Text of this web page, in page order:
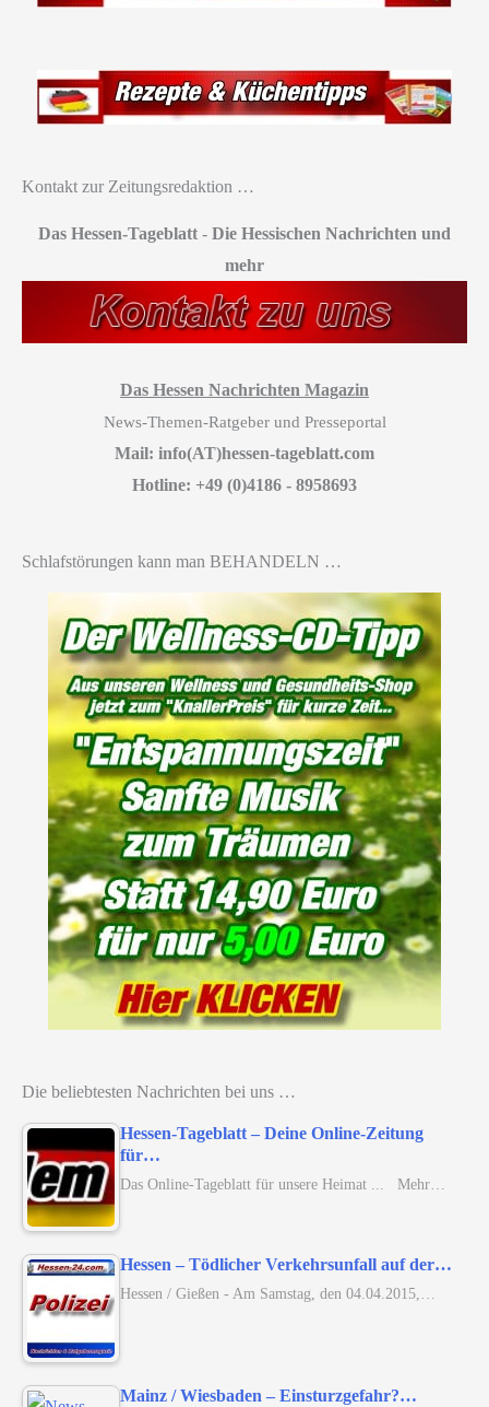
Kontakt zur Zeitungsredaktion …
Das Hessen-Tageblatt - Die Hessischen Nachrichten und
mehr
Das Hessen Nachrichten Magazin
News-Themen-Ratgeber und Presseportal
Mail: info(AT)hessen-tageblatt.com
Hotline: +49 (0)4186 - 8958693
Schlafstörungen kann man BEHANDELN …
Die beliebtesten Nachrichten bei uns …
Hessen-Tageblatt – Deine Online-Zeitung
für…
Das Online-Tageblatt für unsere Heimat ... Mehr…
Hessen – Tödlicher Verkehrsunfall auf der…
Hessen / Gießen - Am Samstag, den 04.04.2015,…
Mainz / Wiesbaden – Einsturzgefahr?…